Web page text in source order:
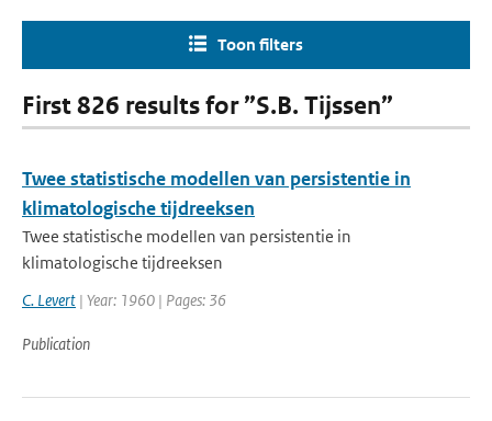
Toon filters
First 826 results for ”S.B. Tijssen”
Twee statistische modellen van persistentie in
klimatologische tijdreeksen
Twee statistische modellen van persistentie in
klimatologische tijdreeksen
C. Levert | Year: 1960 | Pages: 36
Publication